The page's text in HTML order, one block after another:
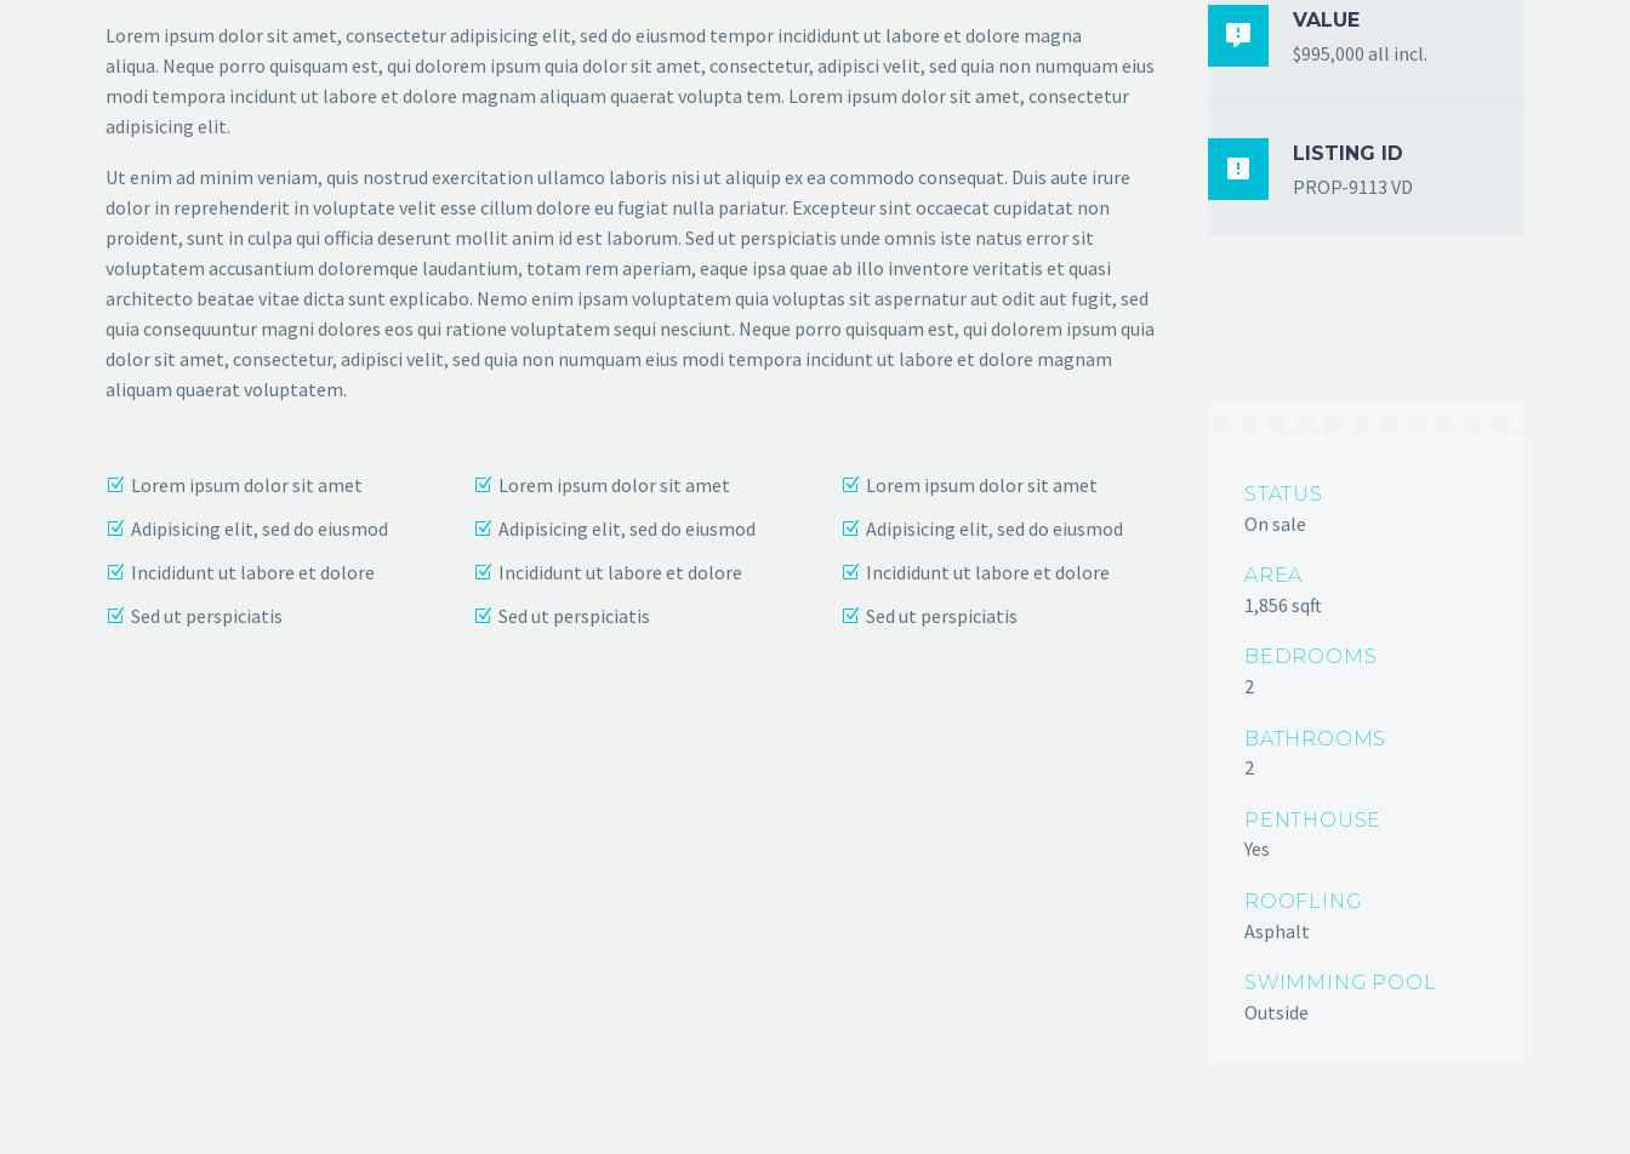
Lorem ipsum dolor sit amet, consectetur adipisicing elit, sed do eiusmod tempor incididunt ut labore et dolore magna
aliqua. Neque porro quisquam est, qui dolorem ipsum quia dolor sit amet, consectetur, adipisci velit, sed quia non numquam eius
modi tempora incidunt ut labore et dolore magnam aliquam quaerat volupta tem. Lorem ipsum dolor sit amet, consectetur
adipisicing elit.
Ut enim ad minim veniam, quis nostrud exercitation ullamco laboris nisi ut aliquip ex ea commodo consequat. Duis aute irure
dolor in reprehenderit in voluptate velit esse cillum dolore eu fugiat nulla pariatur. Excepteur sint occaecat cupidatat non
proident, sunt in culpa qui officia deserunt mollit anim id est laborum. Sed ut perspiciatis unde omnis iste natus error sit
voluptatem accusantium doloremque laudantium, totam rem aperiam, eaque ipsa quae ab illo inventore veritatis et quasi
architecto beatae vitae dicta sunt explicabo. Nemo enim ipsam voluptatem quia voluptas sit aspernatur aut odit aut fugit, sed
quia consequuntur magni dolores eos qui ratione voluptatem sequi nesciunt. Neque porro quisquam est, qui dolorem ipsum quia
dolor sit amet, consectetur, adipisci velit, sed quia non numquam eius modi tempora incidunt ut labore et dolore magnam
aliquam quaerat voluptatem.
Lorem ipsum dolor sit amet
Adipisicing elit, sed do eiusmod
Incididunt ut labore et dolore
Sed ut perspiciatis
Lorem ipsum dolor sit amet
Adipisicing elit, sed do eiusmod
Incididunt ut labore et dolore
Sed ut perspiciatis
Lorem ipsum dolor sit amet
Adipisicing elit, sed do eiusmod
Incididunt ut labore et dolore
Sed ut perspiciatis

VALUE
$995,000 all incl.

LISTING ID
PROP-9113 VD
STATUS
On sale
AREA
1,856 sqft
BEDROOMS
2
BATHROOMS
2
PENTHOUSE
Yes
ROOFLING
Asphalt
SWIMMING POOL
Outside